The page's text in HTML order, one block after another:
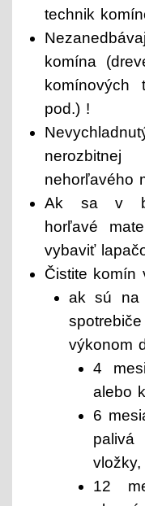
technik
komína
komínových
pod.) !
nehorľavého
Ak sa v
horľavé
vybaviť
Čistite komín
ak sú na
výkonom
4
alebo
6
vložky,
12